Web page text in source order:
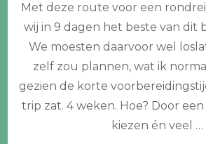
in
de
Met deze route voor een
wij in 9 dagen het beste van dit
We moesten daarvoor wel
zelf zou plannen, wat ik
gezien de korte
trip zat. 4 weken. Hoe? Door
kiezen én veel …